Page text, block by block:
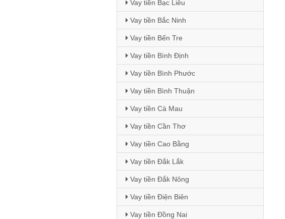
Vay tiền Bạc Liêu
Vay tiền Bắc Ninh
Vay tiền Bến Tre
Vay tiền Bình Định
Vay tiền Bình Phước
Vay tiền Bình Thuận
Vay tiền Cà Mau
Vay tiền Cần Thơ
Vay tiền Cao Bằng
Vay tiền Đắk Lắk
Vay tiền Đắk Nông
Vay tiền Điện Biên
Vay tiền Đồng Nai